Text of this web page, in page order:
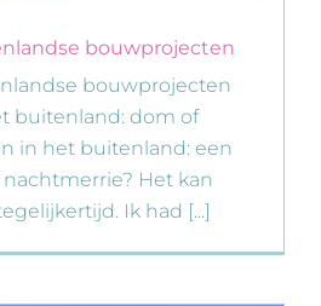
bouwprojecten
bouwprojecten
buitenland: dom of
in het buitenland: een
Het kan
Ik had [...]